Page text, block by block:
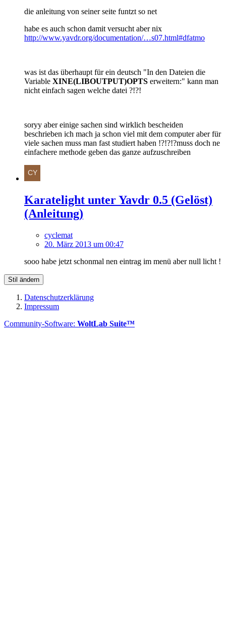
die anleitung von seiner seite funtzt so net
habe es auch schon damit versucht aber nix
http://www.yavdr.org/documentation/…s07.html#dfatmo
was ist das überhaupt für ein deutsch "In den Dateien die
Variable XINE(LIBOUTPUT)OPTS erweitern:" kann man
nicht einfach sagen welche datei ?!?!
soryy aber einige sachen sind wirklich bescheiden
beschrieben ich mach ja schon viel mit dem computer aber für
viele sachen muss man fast studiert haben !?!?!?muss doch ne
einfachere methode geben das ganze aufzuschreiben
Karatelight unter Yavdr 0.5 (Gelöst)
(Anleitung)
cyclemat
20. März 2013 um 00:47
sooo habe jetzt schonmal nen eintrag im menü aber null licht !
Stil ändern
Datenschutzerklärung
Impressum
Community-Software: WoltLab Suite™